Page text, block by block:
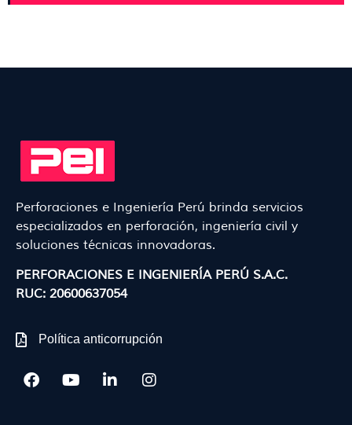
Perforaciones e Ingeniería Perú brinda servicios
especializados en perforación, ingeniería civil y
soluciones técnicas innovadoras.
PERFORACIONES E INGENIERÍA PERÚ S.A.C.
RUC: 20600637054
Política anticorrupción